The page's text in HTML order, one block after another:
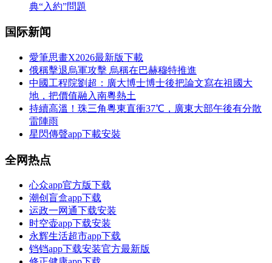
典“入約”問題
国际新闻
愛筆思畫X2026最新版下載
俄稱擊退烏軍攻擊 烏稱在巴赫穆特推進
中國工程院劉超：廣大博士博士後把論文寫在祖國大
地，把價值融入南粵熱土
持續高溫！珠三角粵東直衝37℃，廣東大部午後有分散
雷陣雨
星閃傳聲app下載安裝
全网热点
心众app官方版下载
潮创盲盒app下载
运政一网通下载安装
时空壶app下载安装
永辉生活超市app下载
铛铛app下载安装官方最新版